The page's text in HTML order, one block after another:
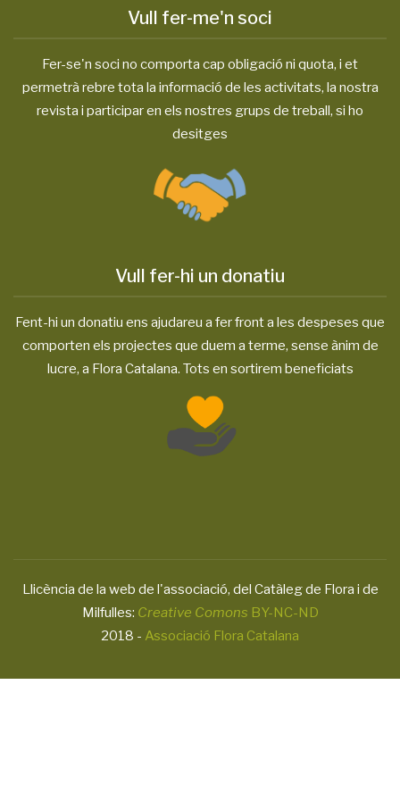
Vull fer-me'n soci
Fer-se'n soci no comporta cap obligació ni quota, i et
permetrà rebre tota la informació de les activitats, la nostra
revista i participar en els nostres grups de treball, si ho
desitges
Vull fer-hi un donatiu
Fent-hi un donatiu ens ajudareu a fer front a les despeses que
comporten els projectes que duem a terme, sense ànim de
lucre, a Flora Catalana. Tots en sortirem beneficiats
Llicència de la web de l'associació, del Catàleg de Flora i de
Milfulles: Creative Comons BY-NC-ND
2018 - Associació Flora Catalana